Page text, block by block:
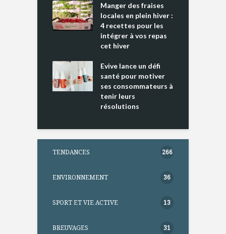
Manger des fraises
locales en plein hiver :
4 recettes pour les
intégrer à vos repas
cet hiver
Evive lance un défi
santé pour motiver
ses consommateurs à
tenir leurs
résolutions
TENDANCES 266
ENVIRONNEMENT 36
SPORT ET VIE ACTIVE 13
BREUVAGES 31